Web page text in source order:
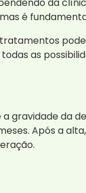
é
as
gravidade da
Após a